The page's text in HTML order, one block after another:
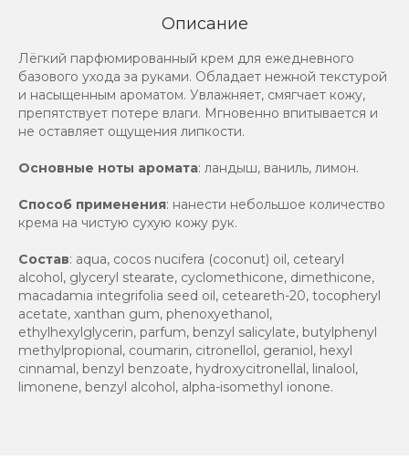
Описание
Лёгкий парфюмированный крем для ежедневного
базового ухода за руками. Обладает нежной текстурой
и насыщенным ароматом. Увлажняет, смягчает кожу,
препятствует потере влаги. Мгновенно впитывается и
не оставляет ощущения липкости.
Основные ноты аромата: ландыш, ваниль, лимон.
Способ применения: нанести небольшое количество
крема на чистую сухую кожу рук.
Состав: aqua, cocos nucifera (coconut) oil, cetearyl
alcohol, glyceryl stearate, cyclomethicone, dimethicone,
macadamia integrifolia seed oil, ceteareth-20, tocopheryl
acetate, xanthan gum, phenoxyethanol,
ethylhexylglycerin, parfum, benzyl salicylate, butylphenyl
methylpropional, coumarin, citronellol, geraniol, hexyl
cinnamal, benzyl benzoate, hydroxycitronellal, linalool,
limonene, benzyl alcohol, alpha-isomethyl ionone.